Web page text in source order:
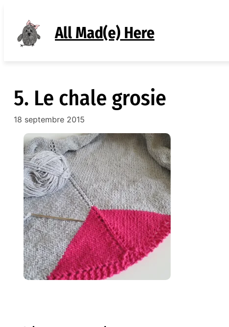
contenu
All Mad(e) Here
5. Le chale grosie
18 septembre 2015